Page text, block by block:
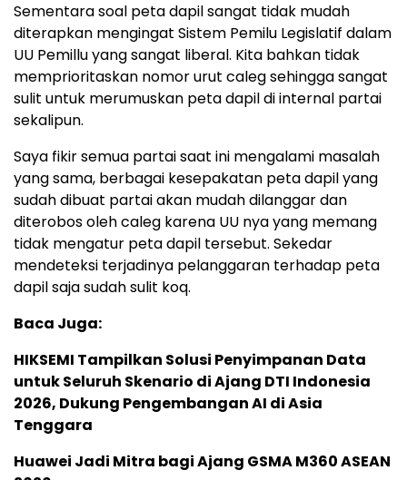
Sementara soal peta dapil sangat tidak mudah
diterapkan mengingat Sistem Pemilu Legislatif dalam
UU Pemillu yang sangat liberal. Kita bahkan tidak
memprioritaskan nomor urut caleg sehingga sangat
sulit untuk merumuskan peta dapil di internal partai
sekalipun.
Saya fikir semua partai saat ini mengalami masalah
yang sama, berbagai kesepakatan peta dapil yang
sudah dibuat partai akan mudah dilanggar dan
diterobos oleh caleg karena UU nya yang memang
tidak mengatur peta dapil tersebut. Sekedar
mendeteksi terjadinya pelanggaran terhadap peta
dapil saja sudah sulit koq.
Baca Juga:
HIKSEMI Tampilkan Solusi Penyimpanan Data
untuk Seluruh Skenario di Ajang DTI Indonesia
2026, Dukung Pengembangan AI di Asia
Tenggara
Huawei Jadi Mitra bagi Ajang GSMA M360 ASEAN